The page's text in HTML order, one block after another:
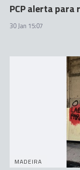
PCP alerta para
30 Jan 15:07
MADEIRA